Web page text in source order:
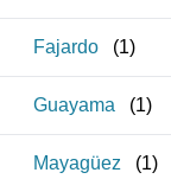
Fajardo (1)
Guayama (1)
Mayagüez (1)